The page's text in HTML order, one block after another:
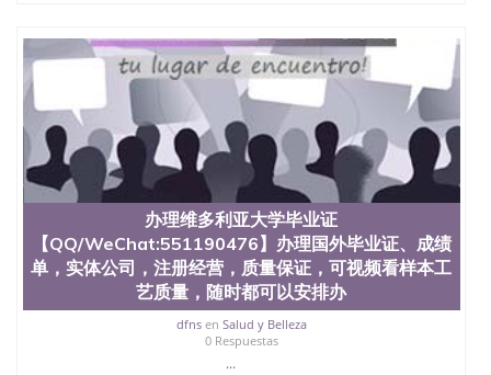
551190476国外本科毕业证怎么办理QQ微信
551190476国外大学文凭真制作QQ微信551190476办
国外文凭可找工作QQ微信551190476国外大学有毕业
证QQ微信551190476办理国外毕业证价格QQ微信
551190476国外编号查询QQ微信551190476办理国外
文凭要交定金吗QQ微信551190476办国外可查文凭
QQ微信551190476网上购买真文凭可信吗QQ微信
551190476学士学位证书查询机构QQ微信551190476
国外资格证书办理QQ微信551190476如何办理学历认
证QQ微信551190476海外文凭认证办理QQ微信
551190476 圣何塞州立大学（San Jose State
University, 又译为“圣荷西州立大学”）成立于1857
年，简称SJSU，是加州历史悠久的大学之一，也是美
西地区的公立大学之一。位于圣何塞市San Jose中
心，占地154公顷。它是一所位于加利福尼亚州的著
名综合性公立大学，它以极高的就业率，全美名列前
办理维多利亚大学毕业证
【QQ/WeChat:551190476】办理国外毕业证、成绩
单，实体公司，注册经营，质量保证，可视频看样本工
艺质量，随时都可以安排办
dfnsen Salud y Belleza
0 Respuestas
...